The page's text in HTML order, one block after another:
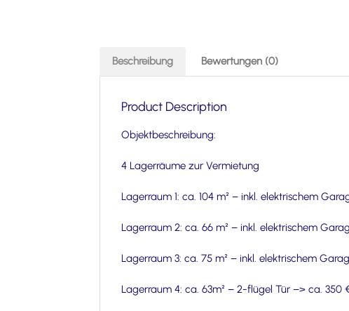
Beschreibung Bewertungen (0)
Product Description
Objektbeschreibung:
4 Lagerräume zur Vermietung
Lagerraum 1: ca. 104 m² – inkl. elektrischem
Lagerraum 2: ca. 66 m² – inkl. elektrischem
Lagerraum 3: ca. 75 m² – inkl. elektrischem
Lagerraum 4: ca. 63m² – 2-flügel Tür –> ca. 350